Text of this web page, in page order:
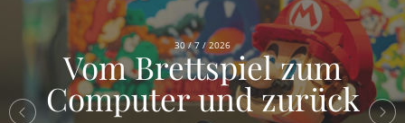
30 / 7 / 2026
Vom Brettspiel zum
Computer und zurück